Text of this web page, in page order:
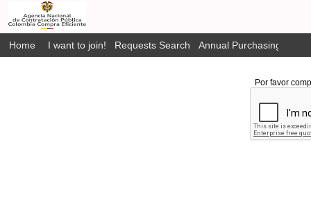
Home I want to join! Requests Search Annual Purchasing Plan
Por favor